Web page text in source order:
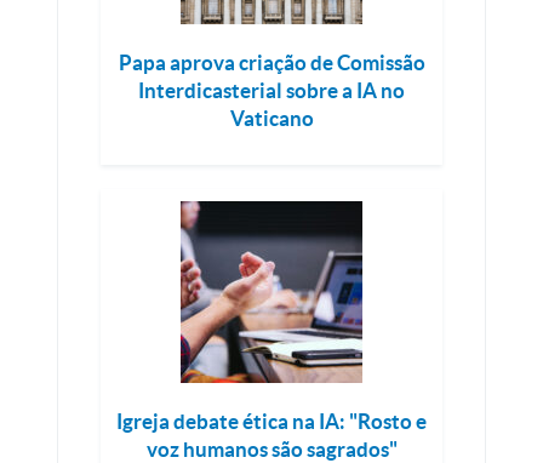
Papa aprova criação de Comissão
Interdicasterial sobre a IA no
Vaticano
Igreja debate ética na IA: "Rosto e
voz humanos são sagrados"